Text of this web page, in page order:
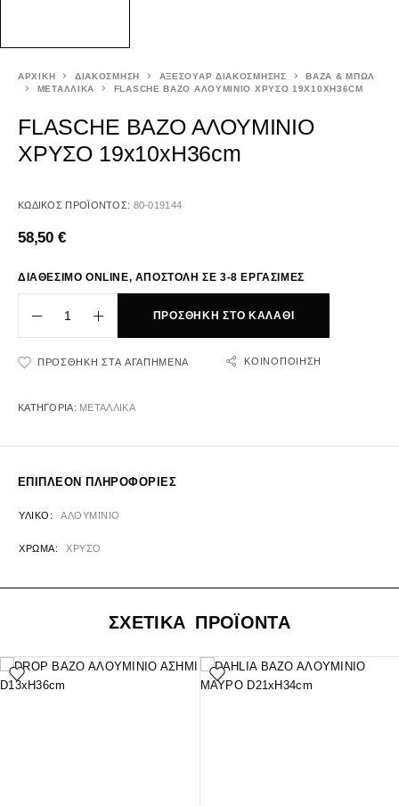
ΑΡΧΙΚΉ ΔΙΑΚΟΣΜΗΣΗ ΑΞΕΣΟΥΑΡ ΔΙΑΚΟΣΜΗΣΗΣ
ΒΑΖΑ & ΜΠΩΛ
ΜΕΤΑΛΛΙΚΑ
FLASCHE ΒΑΖΟ ΑΛΟΥΜΙΝΙΟ ΧΡΥΣΟ 19X10XH36CM
FLASCHE ΒΑΖΟ ΑΛΟΥΜΙΝΙΟ
ΧΡΥΣΟ 19x10xH36cm
ΚΩΔΙΚΌΣ ΠΡΟΪΌΝΤΟΣ: 80-019144
58,50 €
ΔΙΑΘΕΣΙΜΟ ONLINE, ΑΠΟΣΤΟΛΗ ΣΕ 3-8 ΕΡΓΑΣΙΜΕΣ
ΠΡΟΣΘΉΚΗ ΣΤΟ ΚΑΛΆΘΙ
ΠΡΟΣΘΉΚΗ ΣΤΑ ΑΓΑΠΗΜΈΝΑ ΚΟΙΝΟΠΟΊΗΣΗ
ΚΑΤΗΓΟΡΊΑ: ΜΕΤΑΛΛΙΚΑ
ΕΠΙΠΛΈΟΝ ΠΛΗΡΟΦΟΡΊΕΣ
ΥΛΙΚΌ ΑΛΟΥΜΙΝΙΟ
ΧΡΏΜΑ ΧΡΥΣΟ
ΣΧΕΤΙΚΑ ΠΡΟΪΟΝΤΑ